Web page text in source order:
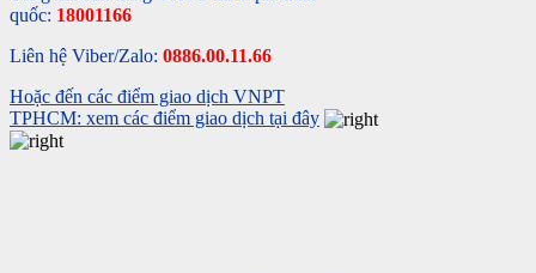
quốc: 18001166
Liên hệ Viber/Zalo: 0886.00.11.66
Hoặc đến các điểm giao dịch VNPT
TPHCM: xem các điểm giao dịch tại đây